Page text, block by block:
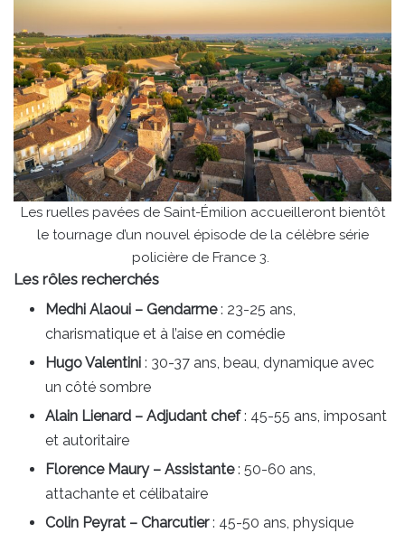
Les ruelles pavées de Saint-Émilion accueilleront bientôt
le tournage d’un nouvel épisode de la célèbre série
policière de France 3.
Les rôles recherchés
Medhi Alaoui – Gendarme: 23-25 ans,
charismatique et à l’aise en comédie
Hugo Valentini : 30-37 ans, beau, dynamique avec
un côté sombre
Alain Lienard – Adjudant chef: 45-55 ans, imposant
et autoritaire
Florence Maury – Assistante: 50-60 ans,
attachante et célibataire
Colin Peyrat – Charcutier: 45-50 ans, physique